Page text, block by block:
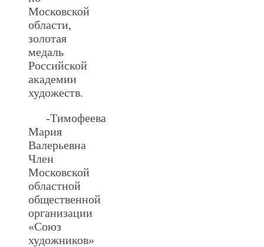
Московской
области,
золотая
медаль
Российской
академии
художеств.
-Тимофеева
Мария
Валерьевна
Член
Московской
областной
общественной
организации
«Союз
художников»